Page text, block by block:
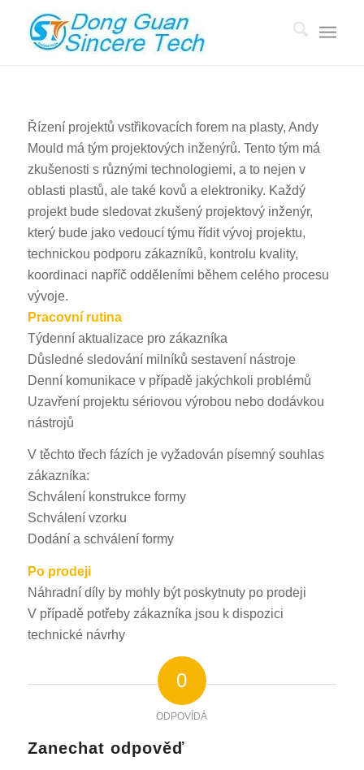
Řízení projektů vstřikovacích forem na plasty, Andy
Mould má tým projektových inženýrů. Tento tým má
zkušenosti s různými technologiemi, a to nejen v
oblasti plastů, ale také kovů a elektroniky. Každý
projekt bude sledovat zkušený projektový inženýr,
který bude jako vedoucí týmu řídit vývoj projektu,
technickou podporu zákazníků, kontrolu kvality,
koordinaci napříč odděleními během celého procesu
vývoje.
Pracovní rutina
Týdenní aktualizace pro zákazníka
Důsledné sledování milníků sestavení nástroje
Denní komunikace v případě jakýchkoli problémů
Uzavření projektu sériovou výrobou nebo dodávkou
nástrojů
V těchto třech fázích je vyžadován písemný souhlas
zákazníka:
Schválení konstrukce formy
Schválení vzorku
Dodání a schválení formy
Po prodeji
Náhradní díly by mohly být poskytnuty po prodeji
V případě potřeby zákazníka jsou k dispozici
technické návrhy
0
ODPOVÍDÁ
Zanechat odpověď